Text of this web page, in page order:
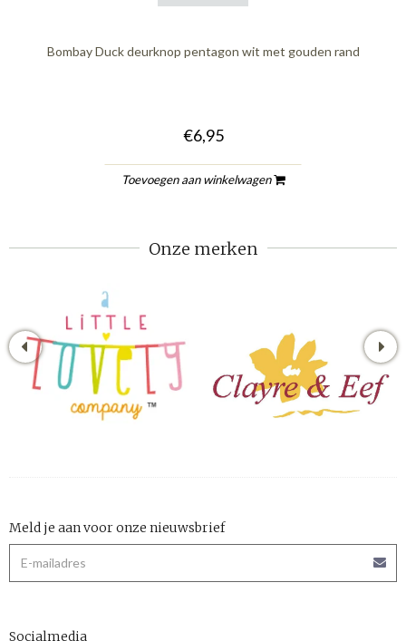
Bombay Duck deurknop pentagon wit met gouden rand
€6,95
Toevoegen aan winkelwagen
Onze merken
Meld je aan voor onze nieuwsbrief
Socialmedia